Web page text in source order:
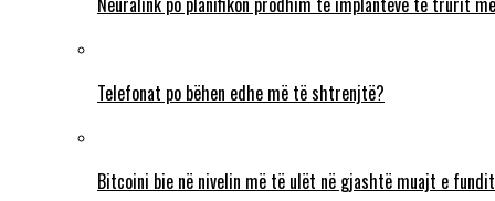
Telefonat po bëhen edhe më të shtrenjtë?
Bitcoini bie në nivelin më të ulët në gjashtë muajt e fundit